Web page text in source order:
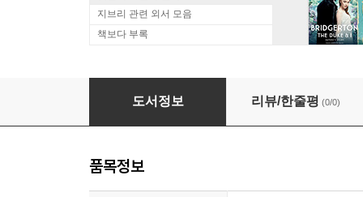
지브리 관련 외서 모음
책보다 부록
Business Result 2/E Pre-Intermediate -
도서정보 리뷰/한줄평 (0/0)
품목정보